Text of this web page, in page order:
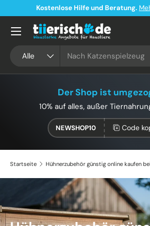
Direkt zum Inhalt
Kostenlose Hilfe und Beratung.
Alle
Der Shop ist
10% auf alles, außer
NEWSHOP10 Code
Startseite Hühnerzubehör günstig online kaufen